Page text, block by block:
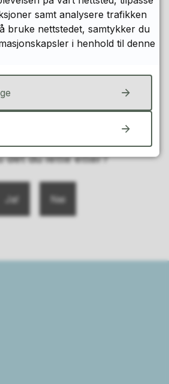
for reiselivet på Innherred, og
mellom næring, kommuner
reiselivsaktører. Visit
til helhetlig utvikling av
det du lette etter?
Ja Nei
samt analysere trafikken
bruke nettstedet, samtykker du
i henhold til denne